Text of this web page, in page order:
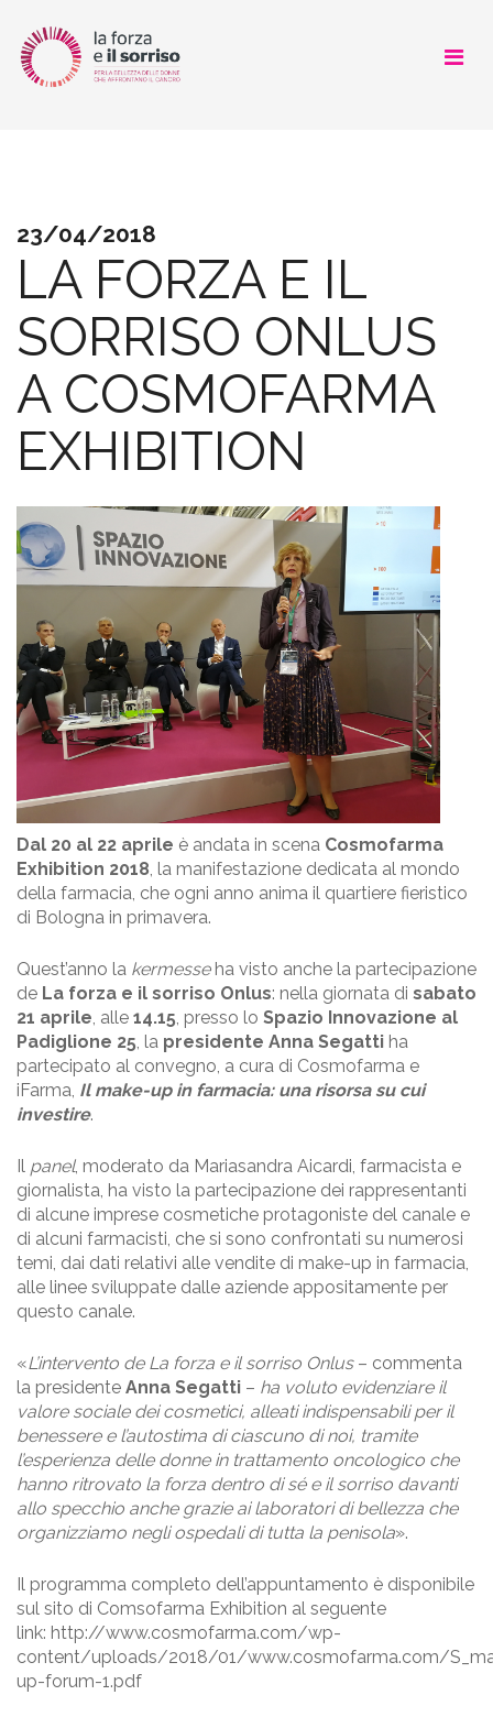
SOSTENITORI
NEWS
LOOK GOOD FEEL BETTER
23/04/2018
LA FORZA E IL
SORRISO ONLUS
A COSMOFARMA
EXHIBITION
Dal 20 al 22 aprile è andata in scena Cosmofarma
Exhibition 2018, la manifestazione dedicata al mondo
della farmacia, che ogni anno anima il quartiere fieristico
di Bologna in primavera.
Quest’anno la kermesseha visto anche la partecipazione
de La forza e il sorriso Onlus: nella giornata di sabato
21 aprile, alle 14.15, presso lo Spazio Innovazione al
Padiglione 25, la presidente Anna Segatti ha
partecipato al convegno, a cura di Cosmofarma e
iFarma, Il make-up in farmacia: una risorsa su cui
investire.
Il panel, moderato da Mariasandra Aicardi, farmacista e
giornalista, ha visto la partecipazione dei rappresentanti
di alcune imprese cosmetiche protagoniste del canale e
di alcuni farmacisti, che si sono confrontati su numerosi
temi, dai dati relativi alle vendite di make-up in farmacia,
alle linee sviluppate dalle aziende appositamente per
questo canale.
«L’intervento de La forza e il sorriso Onlus– commenta
la presidente Anna Segatti – ha voluto evidenziare il
valore sociale dei cosmetici, alleati indispensabili per il
benessere e l’autostima di ciascuno di noi, tramite
l’esperienza delle donne in trattamento oncologico che
hanno ritrovato la forza dentro di sé e il sorriso davanti
allo specchio anche grazie ai laboratori di bellezza che
organizziamo negli ospedali di tutta la penisola».
Il programma completo dell’appuntamento è disponibile
sul sito di Comsofarma Exhibition al seguente
link: http://www.cosmofarma.com/wp-
content/uploads/2018/01/www.cosmofarma.com/
up-forum-1.pdf